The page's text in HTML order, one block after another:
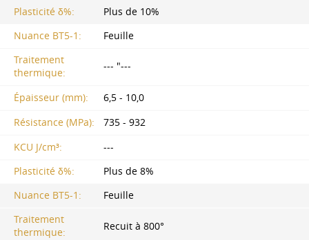
Plasticité δ%:
Plus de 10%
Nuance BT5-1:
Feuille
Traitement
thermique:
--- "---
Épaisseur (mm):
6,5 - 10,0
Résistance (MPa):
735 - 932
KCU J/cm³:
---
Plasticité δ%:
Plus de 8%
Nuance BT5-1:
Feuille
Traitement
thermique:
Recuit à 800°